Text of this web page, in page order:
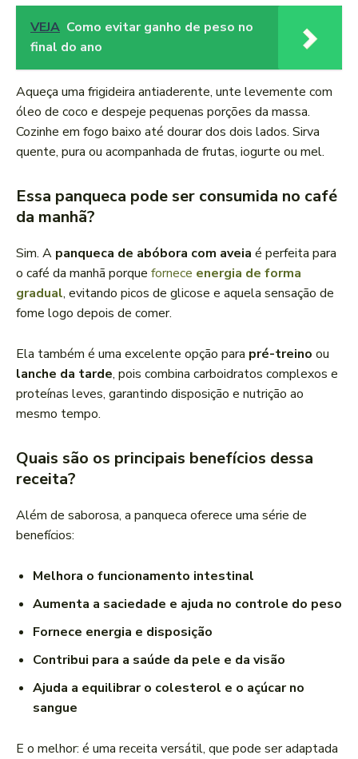
VEJA Como evitar ganho de peso no
final do ano
Aqueça uma frigideira antiaderente, unte levemente com
óleo de coco e despeje pequenas porções da massa.
Cozinhe em fogo baixo até dourar dos dois lados. Sirva
quente, pura ou acompanhada de frutas, iogurte ou mel.
Essa panqueca pode ser consumida no café
da manhã?
Sim. A panqueca de abóbora com aveia é perfeita para
o café da manhã porque fornece energia de forma
gradual, evitando picos de glicose e aquela sensação de
fome logo depois de comer.
Ela também é uma excelente opção para pré-treino ou
lanche da tarde, pois combina carboidratos complexos e
proteínas leves, garantindo disposição e nutrição ao
mesmo tempo.
Quais são os principais benefícios dessa
receita?
Além de saborosa, a panqueca oferece uma série de
benefícios:
Melhora o funcionamento intestinal
Aumenta a saciedade e ajuda no controle do peso
Fornece energia e disposição
Contribui para a saúde da pele e da visão
Ajuda a equilibrar o colesterol e o açúcar no
sangue
E o melhor: é uma receita versátil, que pode ser adaptada